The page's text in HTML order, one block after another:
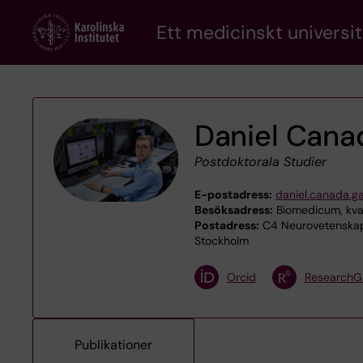
content
Ett medicinskt
Daniel
Postdoktorala Studier
E-postadress:
Besöksadress: Biomedicum,
Postadress: C4
Stockholm
Orcid
Publikationer